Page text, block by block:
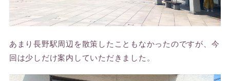
あまり長野駅周辺を散策したこともなかったのですが、今
回は少しだけ案内していただきました。